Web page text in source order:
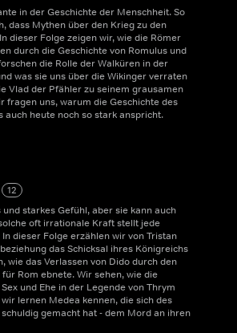
in der Geschichte der Menschheit. So
dass Mythen über den Krieg zu den
dieser Folge zeigen wir, wie die Römer
durch die Geschichte von Romulus und
die Rolle der Walküren in der
was sie uns über die Wikinger verraten
Vlad der Pfähler zu seinem grausamen
fragen uns, warum die Geschichte des
auch heute noch so stark anspricht.
12
starkes Gefühl, aber sie kann auch
oft irrationale Kraft stellt jede
dieser Folge erzählen wir von Tristan
das Schicksal ihres Königreichs
wie das Verlassen von Dido durch den
Rom ebnete. Wir sehen, wie die
und Ehe in der Legende von Thrym
lernen Medea kennen, die sich des
gemacht hat - dem Mord an ihren